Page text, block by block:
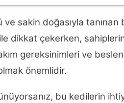
sakin doğasıyla tanınan
dikkat çekerken,
gereksinimleri ve
önemlidir.
bu kedilerin